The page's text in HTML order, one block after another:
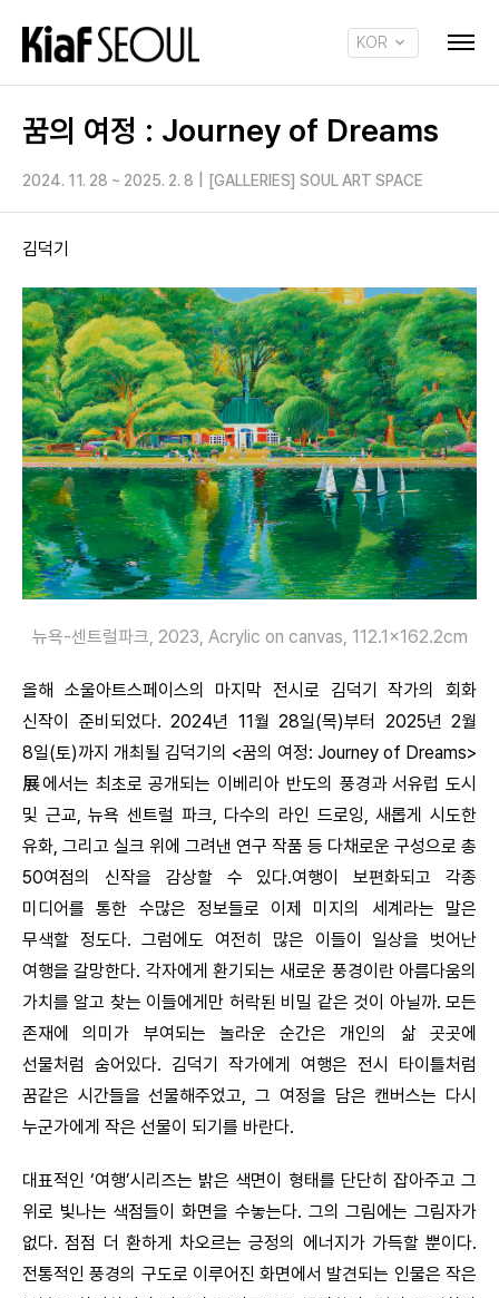
KOR
꿈의 여정 : Journey of Dreams
2024. 11. 28 ~ 2025. 2. 8 [GALLERIES] SOUL ART SPACE
김덕기
뉴욕-센트럴파크, 2023, Acrylic on canvas, 112.1×162.2cm
올해 소울아트스페이스의 마지막 전시로 김덕기 작가의 회화
신작이 준비되었다. 2024년 11월 28일(목)부터 2025년 2월
8일(토)까지 개최될 김덕기의 <꿈의 여정: Journey of Dreams>
展에서는 최초로 공개되는 이베리아 반도의 풍경과 서유럽 도시
및 근교, 뉴욕 센트럴 파크, 다수의 라인 드로잉, 새롭게 시도한
유화, 그리고 실크 위에 그려낸 연구 작품 등 다채로운 구성으로 총
50여점의 신작을 감상할 수 있다.여행이 보편화되고 각종
미디어를 통한 수많은 정보들로 이제 미지의 세계라는 말은
무색할 정도다. 그럼에도 여전히 많은 이들이 일상을 벗어난
여행을 갈망한다. 각자에게 환기되는 새로운 풍경이란 아름다움의
가치를 알고 찾는 이들에게만 허락된 비밀 같은 것이 아닐까. 모든
존재에 의미가 부여되는 놀라운 순간은 개인의 삶 곳곳에
선물처럼 숨어있다. 김덕기 작가에게 여행은 전시 타이틀처럼
꿈같은 시간들을 선물해주었고, 그 여정을 담은 캔버스는 다시
누군가에게 작은 선물이 되기를 바란다.
대표적인 ‘여행’시리즈는 밝은 색면이 형태를 단단히 잡아주고 그
위로 빛나는 색점들이 화면을 수놓는다. 그의 그림에는 그림자가
없다. 점점 더 환하게 차오르는 긍정의 에너지가 가득할 뿐이다.
전통적인 풍경의 구도로 이루어진 화면에서 발견되는 인물은 작은